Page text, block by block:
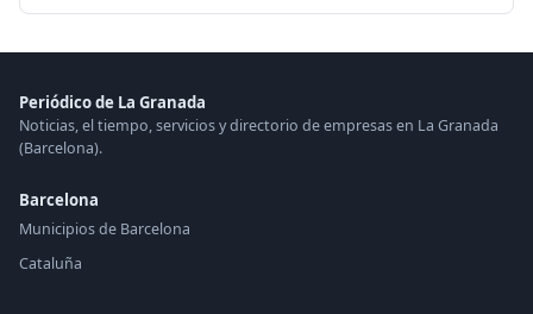
Periódico de La Granada
Noticias, el tiempo, servicios y directorio de empresas en La Granada
(Barcelona).
Barcelona
Municipios de Barcelona
Cataluña